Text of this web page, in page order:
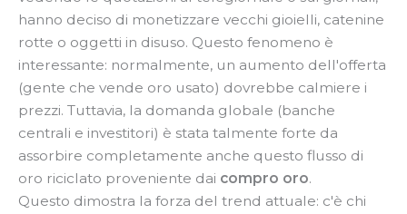
hanno deciso di monetizzare vecchi gioielli, catenine
rotte o oggetti in disuso. Questo fenomeno è
interessante: normalmente, un aumento dell'offerta
(gente che vende oro usato) dovrebbe calmiere i
prezzi. Tuttavia, la domanda globale (banche
centrali e investitori) è stata talmente forte da
assorbire completamente anche questo flusso di
oro riciclato proveniente dai compro oro.
Questo dimostra la forza del trend attuale: c'è chi